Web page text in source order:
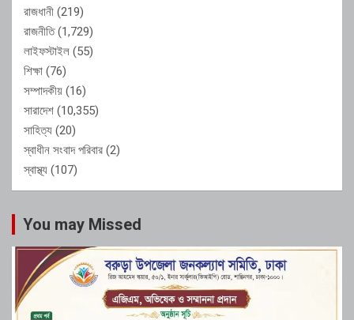
রাজধানী (219)
রাজনীতি(1,729)
লাইফস্টাইল (55)
শিক্ষা (76)
সম্পাদকীয় (16)
সারাদেশ (10,355)
সাহিত্য (20)
স্বাধীন সংবাদ পরিবার (2)
স্বাস্থ্য (107)
You may Missed